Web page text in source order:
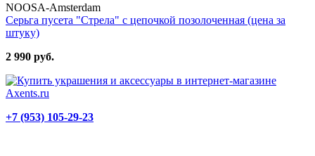
NOOSA-Amsterdam
Серьга пусета "Стрела" с цепочкой позолоченная (цена за
штуку)
2 990 руб.
+7 (953) 105-29-23